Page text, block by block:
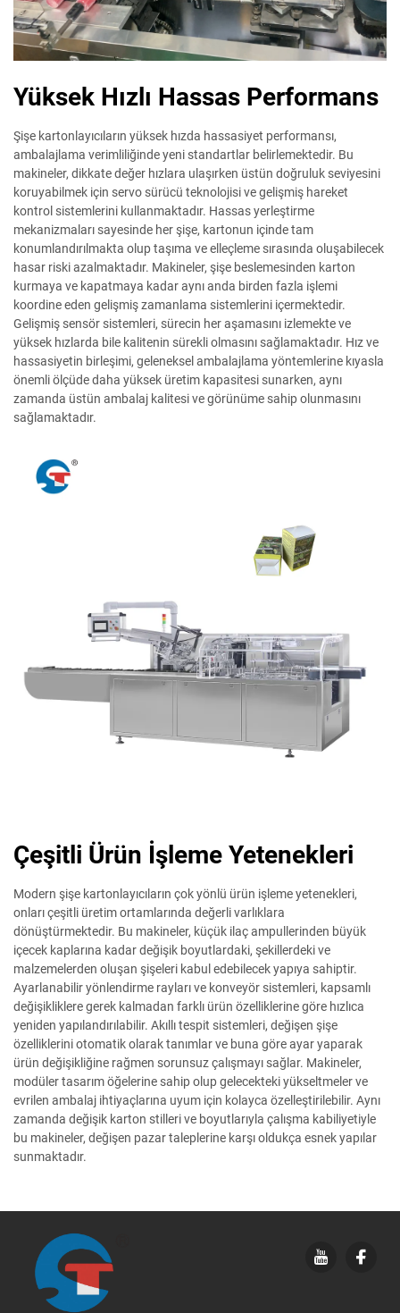
Yüksek Hızlı Hassas Performans
Şişe kartonlayıcıların yüksek hızda hassasiyet performansı,
ambalajlama verimliliğinde yeni standartlar belirlemektedir. Bu
makineler, dikkate değer hızlara ulaşırken üstün doğruluk seviyesini
koruyabilmek için servo sürücü teknolojisi ve gelişmiş hareket
kontrol sistemlerini kullanmaktadır. Hassas yerleştirme
mekanizmaları sayesinde her şişe, kartonun içinde tam
konumlandırılmakta olup taşıma ve elleçleme sırasında oluşabilecek
hasar riski azalmaktadır. Makineler, şişe beslemesinden karton
kurmaya ve kapatmaya kadar aynı anda birden fazla işlemi
koordine eden gelişmiş zamanlama sistemlerini içermektedir.
Gelişmiş sensör sistemleri, sürecin her aşamasını izlemekte ve
yüksek hızlarda bile kalitenin sürekli olmasını sağlamaktadır. Hız ve
hassasiyetin birleşimi, geleneksel ambalajlama yöntemlerine kıyasla
önemli ölçüde daha yüksek üretim kapasitesi sunarken, aynı
zamanda üstün ambalaj kalitesi ve görünüme sahip olunmasını
sağlamaktadır.
Çeşitli Ürün İşleme Yetenekleri
Modern şişe kartonlayıcıların çok yönlü ürün işleme yetenekleri,
onları çeşitli üretim ortamlarında değerli varlıklara
dönüştürmektedir. Bu makineler, küçük ilaç ampullerinden büyük
içecek kaplarına kadar değişik boyutlardaki, şekillerdeki ve
malzemelerden oluşan şişeleri kabul edebilecek yapıya sahiptir.
Ayarlanabilir yönlendirme rayları ve konveyör sistemleri, kapsamlı
değişikliklere gerek kalmadan farklı ürün özelliklerine göre hızlıca
yeniden yapılandırılabilir. Akıllı tespit sistemleri, değişen şişe
özelliklerini otomatik olarak tanımlar ve buna göre ayar yaparak
ürün değişikliğine rağmen sorunsuz çalışmayı sağlar. Makineler,
modüler tasarım öğelerine sahip olup gelecekteki yükseltmeler ve
evrilen ambalaj ihtiyaçlarına uyum için kolayca özelleştirilebilir. Aynı
zamanda değişik karton stilleri ve boyutlarıyla çalışma kabiliyetiyle
bu makineler, değişen pazar taleplerine karşı oldukça esnek yapılar
sunmaktadır.